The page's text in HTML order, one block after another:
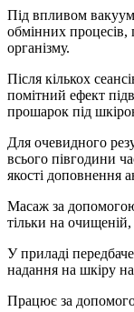
Під впливом
обмінних процесів,
організму.
Після кількох
помітний ефект
прошарок під
Для очевидного
всього півгодини
якості доповнення
Масаж за
тільки на
У приладі
надання на шкіру
Працює за